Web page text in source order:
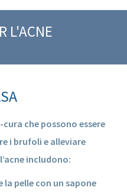
L'ACNE
che possono essere
i brufoli e alleviare
includono:
pelle con un sapone